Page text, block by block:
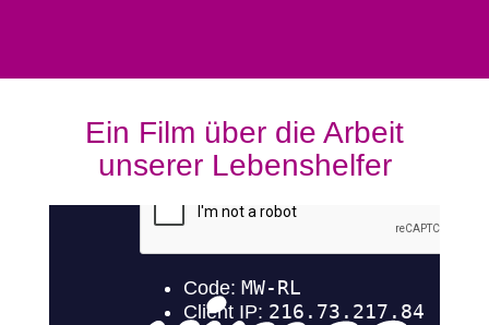
Ein Film über die Arbeit
unserer Lebenshelfer